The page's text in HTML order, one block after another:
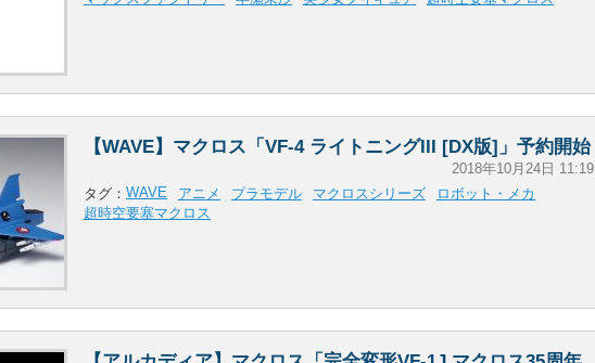
【WAVE】マクロス「VF-4 ライトニングIII [DX版]」予約開始
2018年10月24日 11:19
タグ： WAVE アニメ プラモデル マクロスシリーズ
ロボット・メカ
超時空要塞マクロス